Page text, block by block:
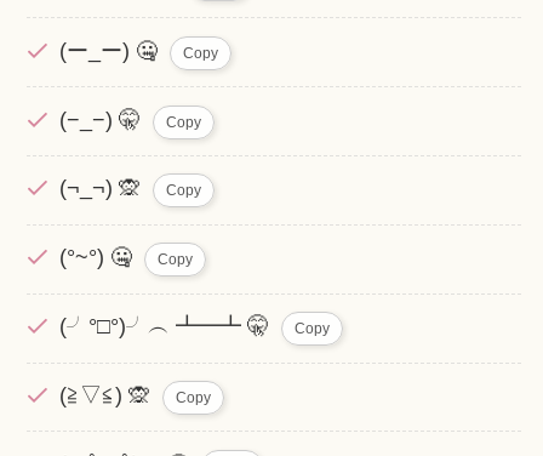
(ー_ー) 🤐 Copy
(−_−) 🤫 Copy
(¬_¬) 🙊 Copy
(°~°) 🤐 Copy
(╯°□°)╯︵ ┻━┻ 🤫 Copy
(≧▽≦) 🙊 Copy